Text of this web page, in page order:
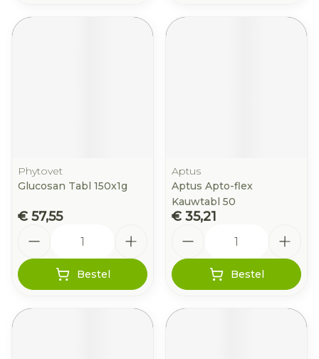
Phytovet
Glucosan Tabl 150x1g
€ 57,55
Bestel
Aptus
Aptus Apto-flex
Kauwtabl 50
€ 35,21
Bestel